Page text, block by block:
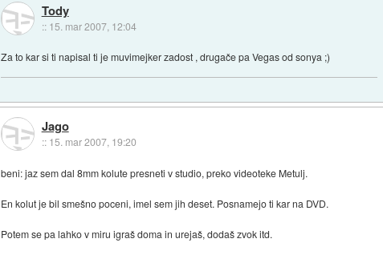
Tody
:: 15. mar 2007, 12:04
Za to kar si ti napisal ti je muvimejker zadost , drugače pa Vegas od sonya ;)
Jago
:: 15. mar 2007, 19:20
beni: jaz sem dal 8mm kolute presneti v studio, preko videoteke Metulj.
En kolut je bil smešno poceni, imel sem jih deset. Posnamejo ti kar na DVD.
Potem se pa lahko v miru igraš doma in urejaš, dodaš zvok itd.